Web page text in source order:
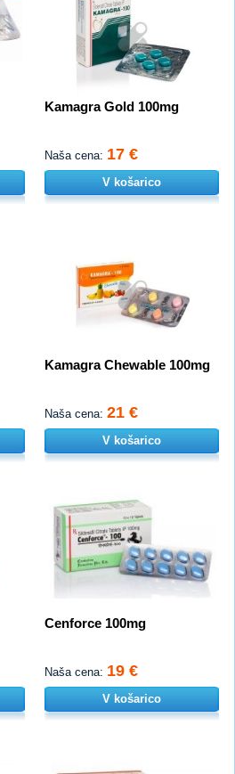
Kamagra Gold 100mg
Naša cena: 17 €
V košarico
Kamagra Chewable 100mg
Naša cena: 21 €
V košarico
Cenforce 100mg
Naša cena: 19 €
V košarico